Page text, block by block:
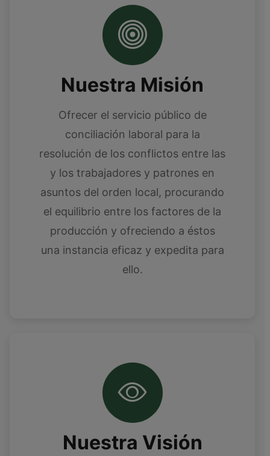
Nuestra Misión
Ofrecer el servicio público de
conciliación laboral para la
resolución de los conflictos entre las
y los trabajadores y patrones en
asuntos del orden local, procurando
el equilibrio entre los factores de la
producción y ofreciendo a éstos
una instancia eficaz y expedita para
ello.
Nuestra Visión